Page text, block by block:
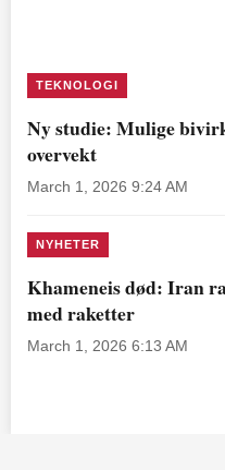
TEKNOLOGI
Ny studie: Mulige
overvekt
March 1, 2026 9:24 AM
NYHETER
Khameneis død: Iran
med raketter
March 1, 2026 6:13 AM